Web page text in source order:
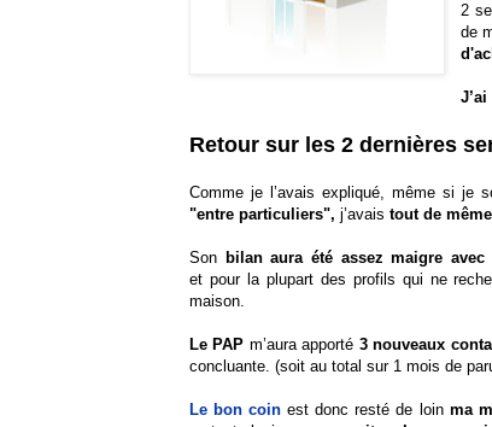
2
de
Retour sur les 2 dernières
Comme je l’avais expliqué, même si je
"entre particuliers", j’avais tout de
Son bilan aura été assez maigre
et pour la plupart des profils qui ne
maison.
Le PAP m’aura apporté 3 nouveaux
concluante. (soit au total sur 1 mois de
Le bon coin est donc resté de loin ma